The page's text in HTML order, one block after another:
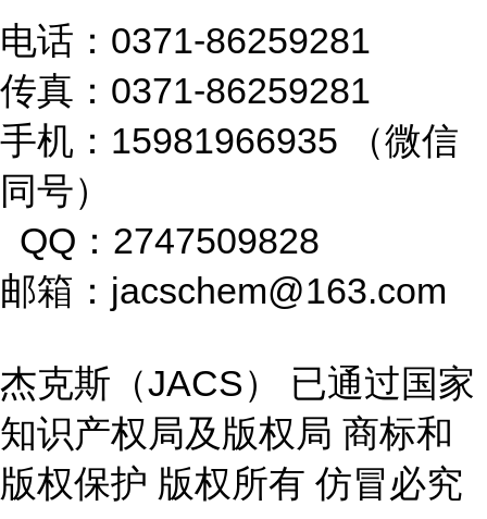
电话：0371-86259281
传真：0371-86259281
手机：15981966935 （微信
同号）
QQ：2747509828
邮箱：jacschem@163.com
杰克斯（JACS） 已通过国家
知识产权局及版权局 商标和
版权保护 版权所有 仿冒必究